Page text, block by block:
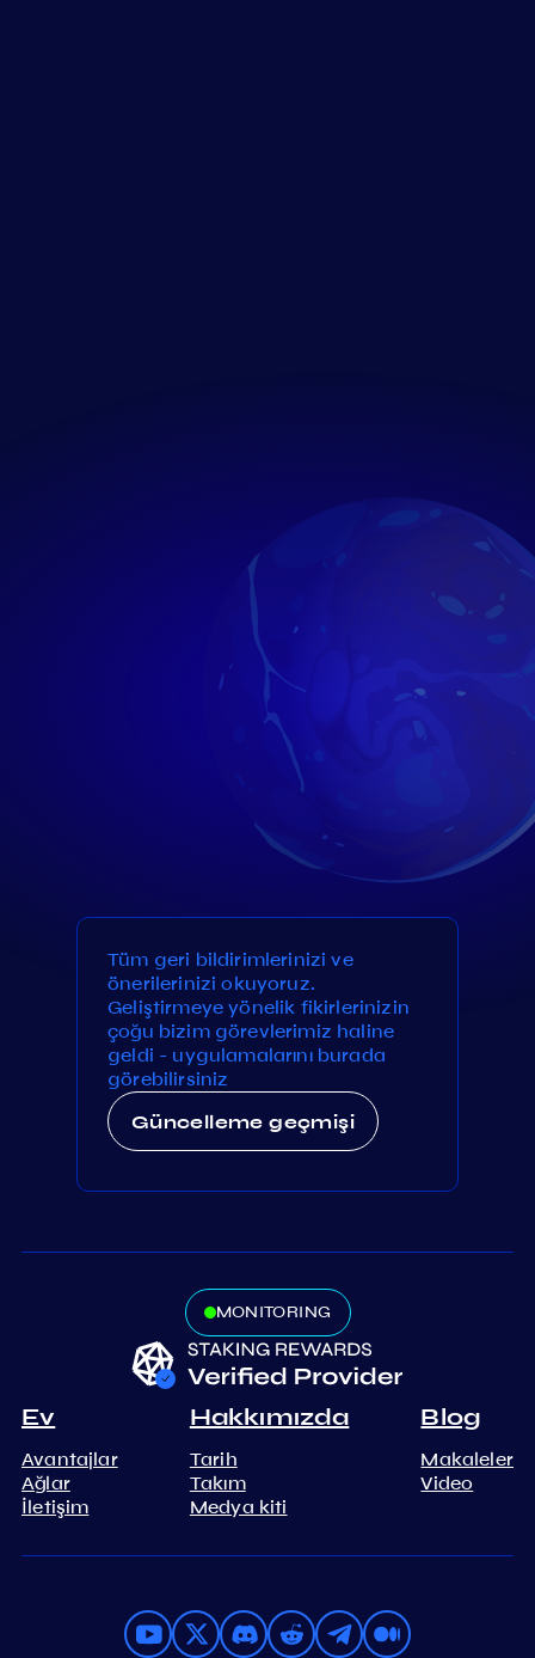
Tüm geri bildirimlerinizi ve
önerilerinizi okuyoruz.
Geliştirmeye yönelik fikirlerinizin
çoğu bizim görevlerimiz haline
geldi - uygulamalarını burada
görebilirsiniz
Güncelleme geçmişi
MONITORING
Ev
Avantajlar
Ağlar
İletişim
Hakkımızda
Tarih
Takım
Medya kiti
Blog
Makaleler
Video